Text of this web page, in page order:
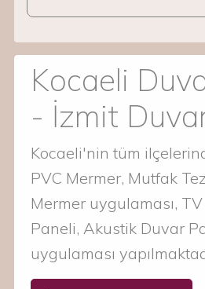
Kocaeli
- İzmit
Kocaeli'nin tüm
PVC Mermer, Mutfak
Mermer uygulaması,
Paneli, Akustik Duvar
uygulaması